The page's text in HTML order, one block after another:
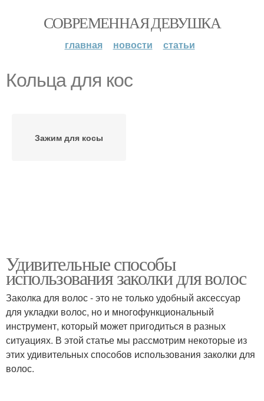
СОВРЕМЕННАЯ ДЕВУШКА
главная новости статьи
Кольца для кос
Зажим для косы
Удивительные способы
использования заколки для волос
Заколка для волос - это не только удобный аксессуар
для укладки волос, но и многофункциональный
инструмент, который может пригодиться в разных
ситуациях. В этой статье мы рассмотрим некоторые из
этих удивительных способов использования заколки для
волос.